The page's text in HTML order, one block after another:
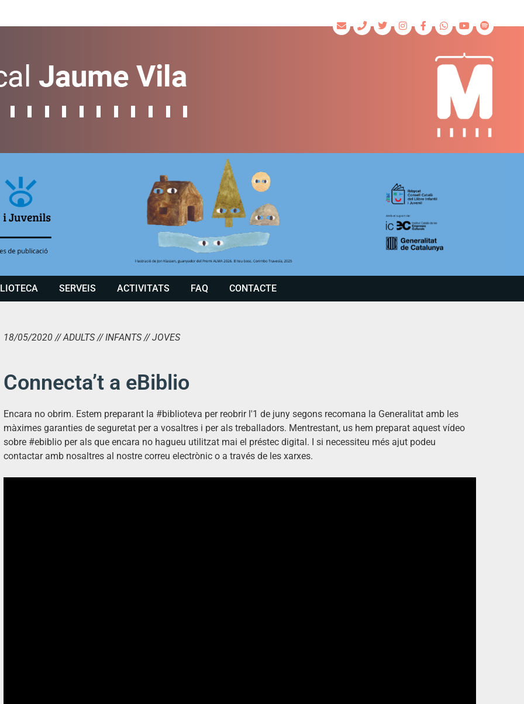
SERVEIS ACTIVITATS FAQ CONTACTE
18/05/2020 // ADULTS // INFANTS // JOVES
Connecta’t a eBiblio
Encara no obrim. Estem preparant la #biblioteva per reobrir l'1 de juny segons recomana la Generalitat amb les
màximes garanties de seguretat per a vosaltres i per als treballadors. Mentrestant, us hem preparat aquest vídeo
sobre #ebiblio per als que encara no hagueu utilitzat mai el préstec digital. I si necessiteu més ajut podeu
contactar amb nosaltres al nostre correu electrònic o a través de les xarxes.